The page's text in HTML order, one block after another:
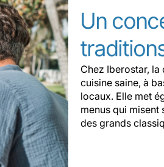
Un
Chez Iberostar, la
cuisine saine, à
locaux. Elle met
menus qui misent
des grands